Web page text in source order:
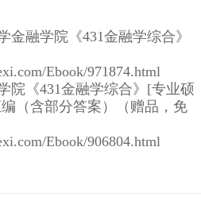
金融学院《431金融学综合》
Ebook/971874.html
院《431金融学综合》[专业硕
（含部分答案）（赠品，免
Ebook/906804.html